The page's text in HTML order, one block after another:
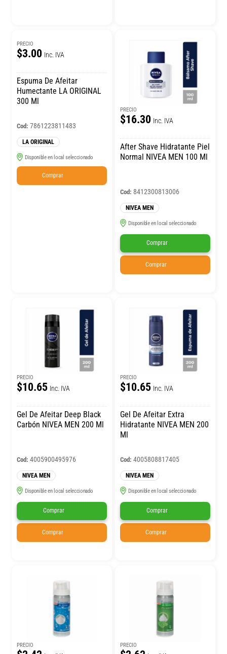
PRECIO
$3.00 Inc. IVA
Espuma De Afeitar
Humectante LA ORIGINAL
300 Ml
Cod: 7861223811483
LA ORIGINAL
Disponible en local seleccionado
Comprar
PRECIO
$16.30 Inc. IVA
After Shave Hidratante Piel
Normal NIVEA MEN 100 Ml
Cod: 8412300813006
NIVEA MEN
Disponible en local seleccionado
Comprar
Comprar
PRECIO
$10.65 Inc. IVA
Gel De Afeitar Deep Black
Carbón NIVEA MEN 200 Ml
Cod: 4005900495976
NIVEA MEN
Disponible en local seleccionado
Comprar
Comprar
PRECIO
$10.65 Inc. IVA
Gel De Afeitar Extra
Hidratante NIVEA MEN 200
Ml
Cod: 4005808817405
NIVEA MEN
Disponible en local seleccionado
Comprar
Comprar
PRECIO PRECIO